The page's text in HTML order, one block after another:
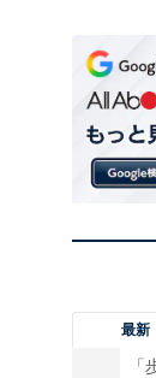
最新